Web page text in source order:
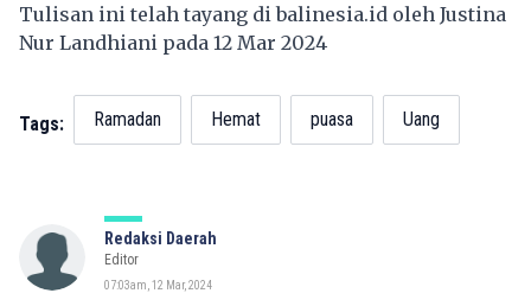
Tulisan ini telah tayang dibalinesia.id oleh Justina
Nur Landhiani pada 12 Mar 2024
Tags: Ramadan Hemat puasa Uang
Redaksi Daerah
Editor
07:03am, 12 Mar, 2024